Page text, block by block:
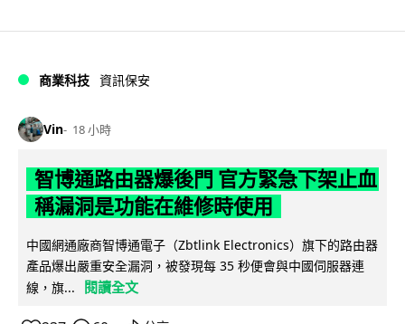
商業科技 資訊保安
Vin 18 小時
智博通路由器爆後門 官方緊急下架止血
稱漏洞是功能在維修時使用
中國網通廠商智博通電子（Zbtlink Electronics）旗下的路由器
產品爆出嚴重安全漏洞，被發現每 35 秒便會與中國伺服器連
線，旗...
閱讀全文